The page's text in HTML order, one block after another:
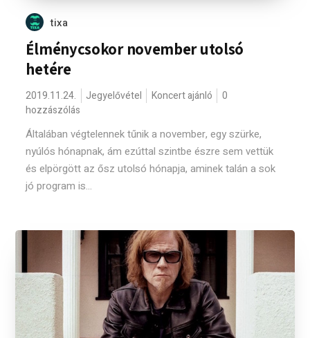
tixa
Élménycsokor november utolsó
hetére
2019.11.24. Jegyelővétel Koncert ajánló
0
hozzászólás
Általában végtelennek tűnik a november, egy szürke,
nyúlós hónapnak, ám ezúttal szintbe észre sem vettük
és elpörgött az ősz utolsó hónapja, aminek talán a sok
jó program is...